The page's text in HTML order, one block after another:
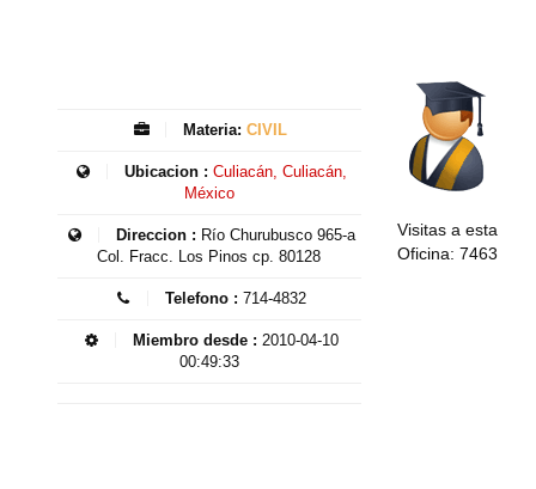
Materia: CIVIL
Ubicacion : Culiacán, Culiacán,
México
Direccion : Río Churubusco 965-a
Col. Fracc. Los Pinos cp. 80128
Telefono : 714-4832
Miembro desde : 2010-04-10
00:49:33
Visitas a esta
Oficina: 7463